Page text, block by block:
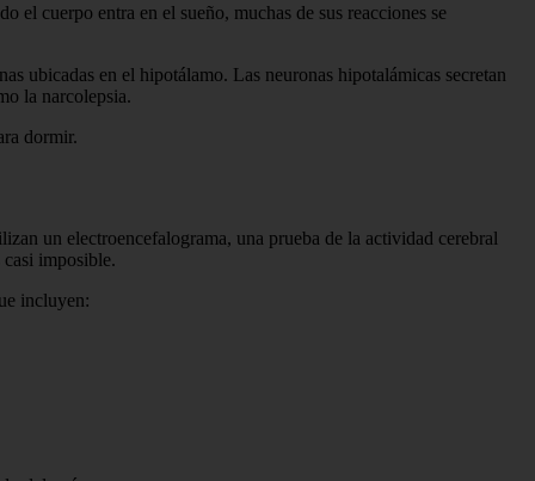
el cuerpo entra en el sueño, muchas de sus reacciones se
ubicadas en el hipotálamo. Las neuronas hipotalámicas secretan
la narcolepsia.
dormir.
un electroencefalograma, una prueba de la actividad cerebral
casi imposible.
incluyen: